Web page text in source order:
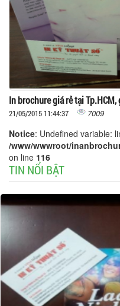
In brochure giá rẻ tại
21/05/2015 11:44:37 7009
Notice: Undefined variable:
/www/wwwroot/
on line 116
TIN NỔI BẬT